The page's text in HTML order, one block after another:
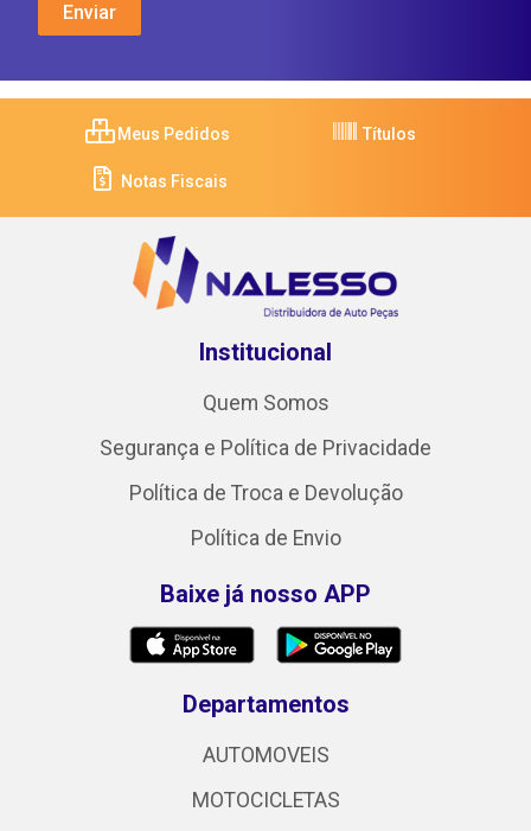
Meus Pedidos Títulos
Notas Fiscais
Institucional
Quem Somos
Segurança e Política de Privacidade
Política de Troca e Devolução
Política de Envio
Baixe já nosso APP
Departamentos
AUTOMOVEIS
MOTOCICLETAS